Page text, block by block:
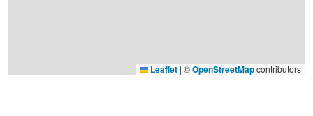
Leaflet | ©OpenStreetMapcontributors